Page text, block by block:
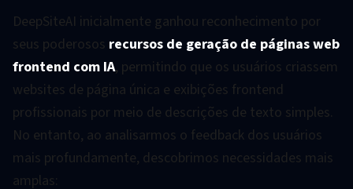
DeepSiteAI inicialmente ganhou reconhecimento por
seus poderosos recursos de geração de páginas web
frontend com IA, permitindo que os usuários criassem
websites de página única e exibições frontend
profissionais por meio de descrições de texto simples.
No entanto, ao analisarmos o feedback dos usuários
mais profundamente, descobrimos necessidades mais
amplas: